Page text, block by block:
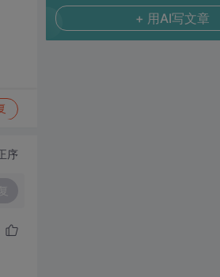
序
+ 用AI写文章